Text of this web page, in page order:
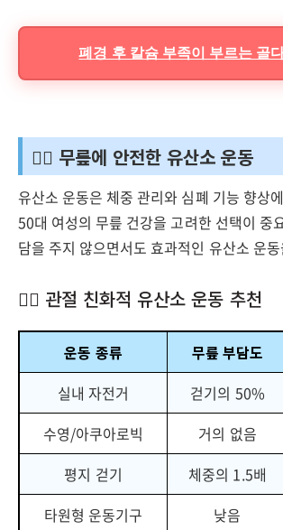
폐경 후 칼슘 부족이 부르는 골
🚴‍♀️ 무릎에 안전한 유산소 운동
유산소 운동은 체중 관리와 심폐 기능 향상
50대 여성의 무릎 건강을 고려한 선택이 중
담을 주지 않으면서도 효과적인 유산소 운
🏊‍♀️ 관절 친화적 유산소 운동 추천
운동 종류 무릎 부담도
실내 자전거
걷기의 50%
수영/아쿠아로빅
거의 없음
평지 걷기
체중의 1.5배
타원형 운동기구
낮음